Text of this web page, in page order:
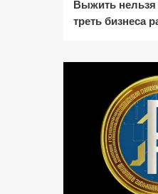
Выжить нельзя
треть бизнеса